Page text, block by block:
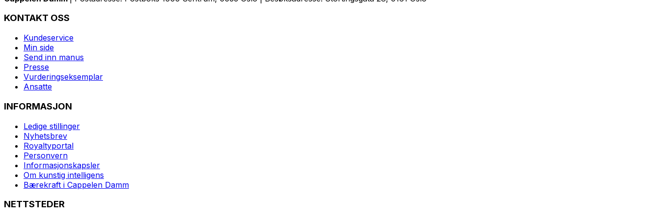
KONTAKT OSS
Kundeservice
Min side
Send inn manus
Presse
Vurderingseksemplar
Ansatte
INFORMASJON
Ledige stillinger
Nyhetsbrev
Royaltyportal
Personvern
Informasjonskapsler
Om kunstig intelligens
Bærekraft i Cappelen Damm
NETTSTEDER